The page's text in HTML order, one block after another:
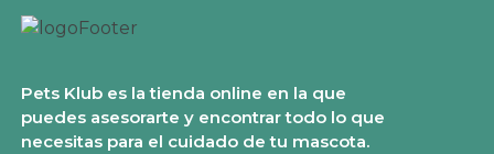
Pets Klub es la tienda online en la que
puedes asesorarte y encontrar todo lo que
necesitas para el cuidado de tu mascota.